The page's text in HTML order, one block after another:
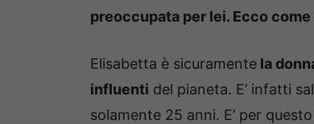
preoccupata per lei. Ecco come
Elisabetta è sicuramente la
influenti del pianeta. E’ infatti
solamente 25 anni. E’ per